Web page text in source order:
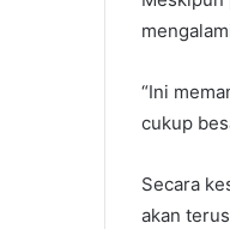
“Ini
cukup
Secara
akan